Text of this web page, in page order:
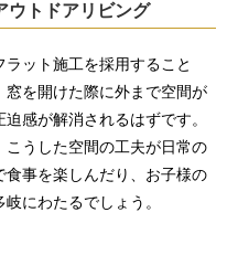
ウトドアリビング
ット施工を採用すること
を開けた際に外まで空間が
感が解消されるはずです。
うした空間の工夫が日常の
事を楽しんだり、お子様の
にわたるでしょう。